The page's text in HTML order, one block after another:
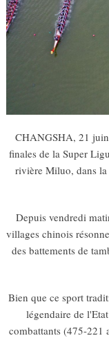
CHANGSHA, 21
finales de la Super
rivière Miluo, dans
Depuis vendredi
villages chinois
des battements de
Bien que ce sport
légendaire de
combattants (475-221